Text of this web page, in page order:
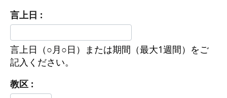
言上日 :
言上日（○月○日）または期間（最大1週間）をご
記入ください。
教区 :